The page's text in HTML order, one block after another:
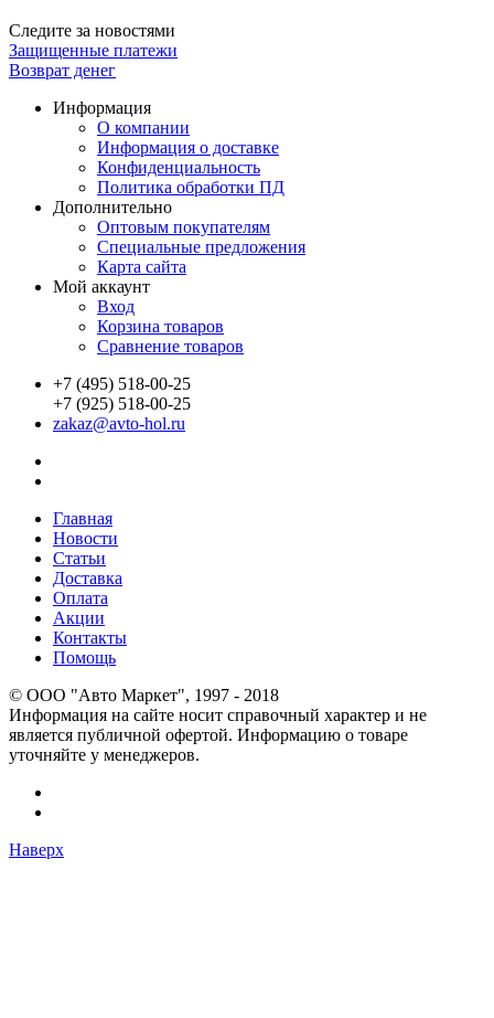
Следите за новостями
Защищенные платежи
Возврат денег
Информация
О компании
Информация о доставке
Конфиденциальность
Политика обработки ПД
Дополнительно
Оптовым покупателям
Специальные предложения
Карта сайта
Мой аккаунт
Вход
Корзина товаров
Сравнение товаров
+7 (495) 518-00-25
+7 (925) 518-00-25
zakaz@avto-hol.ru
Главная
Новости
Статьи
Доставка
Оплата
Акции
Контакты
Помощь
© OOO "Авто Маркет", 1997 - 2018
Информация на сайте носит справочный характер и не
является публичной офертой. Информацию о товаре
уточняйте у менеджеров.
Наверх